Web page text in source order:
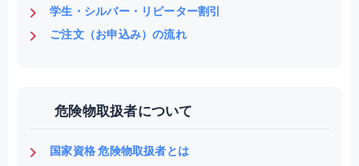
学生・シルバー・リピーター割引
ご注文（お申込み）の流れ
危険物取扱者について
国家資格 危険物取扱者とは